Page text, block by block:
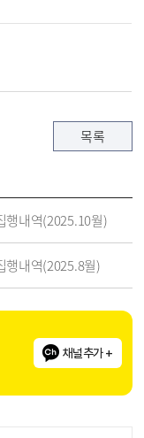
목록
행내역(2025.10월)
행내역(2025.8월)
채널추가 +